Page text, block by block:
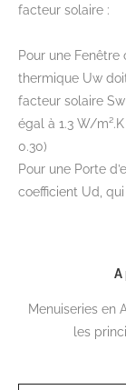
facteur solaire :
Pour une
thermique Uw
facteur solaire
égal à 1.3 W/
0.30)
Pour une Porte
coefficient Ud,
A
Menuiseries en
les